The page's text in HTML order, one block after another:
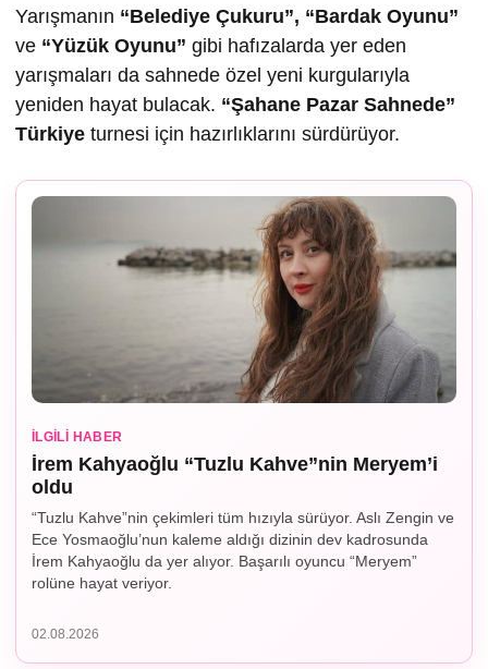
Yarışmanın “Belediye Çukuru”, “Bardak Oyunu”
ve “Yüzük Oyunu” gibi hafızalarda yer eden
yarışmaları da sahnede özel yeni kurgularıyla
yeniden hayat bulacak. “Şahane Pazar Sahnede”
Türkiye turnesi için hazırlıklarını sürdürüyor.
İLGILI HABER
İrem Kahyaoğlu “Tuzlu Kahve”nin Meryem’i
oldu
“Tuzlu Kahve”nin çekimleri tüm hızıyla sürüyor. Aslı Zengin ve
Ece Yosmaoğlu’nun kaleme aldığı dizinin dev kadrosunda
İrem Kahyaoğlu da yer alıyor. Başarılı oyuncu “Meryem”
rolüne hayat veriyor.
02.08.2026